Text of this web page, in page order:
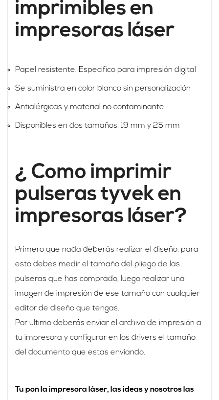
imprimibles en
impresoras láser
Papel resistente. Especifico para impresión digital
Se suministra en color blanco sin personalización
Antialérgicas y material no contaminante
Disponibles en dos tamaños: 19 mm y 25 mm
¿ Como imprimir
pulseras tyvek en
impresoras láser?
Primero que nada deberás realizar el diseño, para
esto debes medir el tamaño del pliego de las
pulseras que has comprado, luego realizar una
imagen de impresión de ese tamaño con cualquier
editor de diseño que tengas.
Por ultimo deberás enviar el archivo de impresión a
tu impresora y configurar en los drivers el tamaño
del documento que estas enviando.
Tu pon la impresora láser, las ideas y nosotros las